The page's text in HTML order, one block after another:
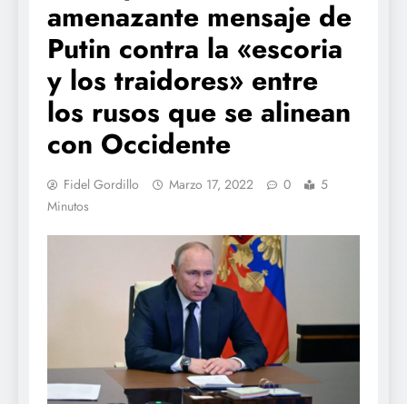
amenazante mensaje de
Putin contra la «escoria
y los traidores» entre
los rusos que se alinean
con Occidente
Fidel Gordillo Marzo 17, 2022 0
5
Minutos